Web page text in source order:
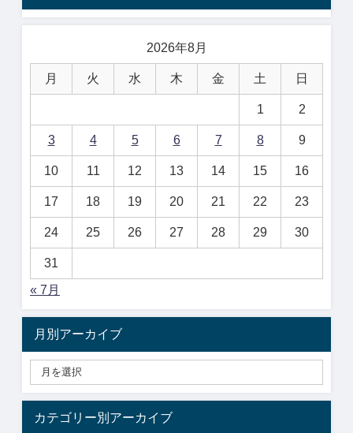
2026年8月
月 火 水 木 金 土 日
1 2
3 4 5 6 7 8 9
10 11 12 13 14 15 16
17 18 19 20 21 22 23
24 25 26 27 28 29 30
31
« 7月
月別アーカイブ
カテゴリー別アーカイブ